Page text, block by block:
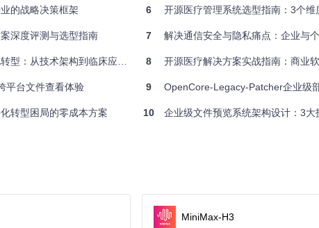
疗行业可额外集成医学术语库插件（+120MB），能源行业则添加实时
# AVX2指令集（处理器加速运算技术）
libs=["libgomp1"])
的战略决策框架
深度评测与选型指南
从技术架构到临床应用全指南
平台文件查看体验
转型困局的零成本方案
6 开源医疗管理系统选型指南：3个维
7 解决通信安全与隐私痛点：企业与
8 开源医疗解决方案实战指南：商业
9 OpenCore-Legacy-Patcher企业级
10 企业级文件预览系统架构设计：3大
MiniMax-H3